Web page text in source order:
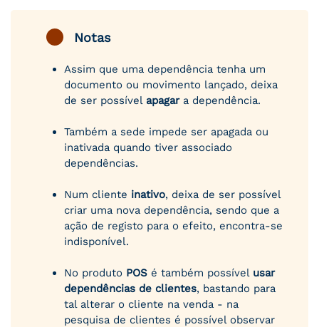
Notas
Assim que uma dependência tenha um
documento ou movimento lançado, deixa
de ser possível apagara dependência.
Também a sede impede ser apagada ou
inativada quando tiver associado
dependências.
Num cliente inativo, deixa de ser possível
criar uma nova dependência, sendo que a
ação de registo para o efeito, encontra-se
indisponível.
No produto POS é também possível usar
dependências de clientes, bastando para
tal alterar o cliente na venda - na
pesquisa de clientes é possível observar